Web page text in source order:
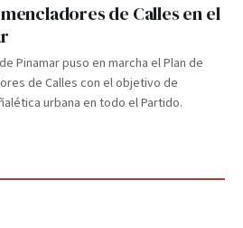
de Calles en el
Pinamar puso en marcha el Plan de
de Calles con el objetivo de
urbana en todo el Partido.